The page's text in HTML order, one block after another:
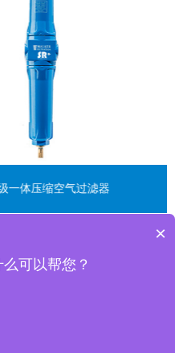
空气过滤器
×
可以帮您？